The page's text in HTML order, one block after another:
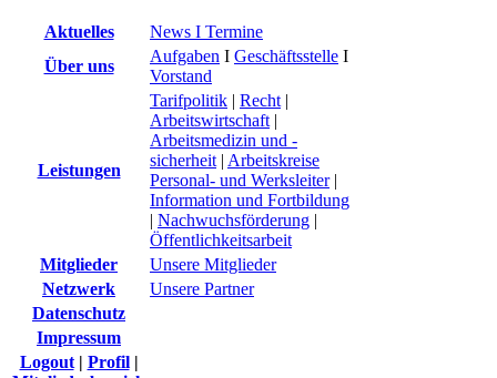
Aktuelles
News I Termine
Über uns
Aufgaben I Geschäftsstelle I
Vorstand
Leistungen
Tarifpolitik | Recht |
Arbeitswirtschaft |
Arbeitsmedizin und -
sicherheit | Arbeitskreise
Personal- und Werksleiter|
Information und Fortbildung
| Nachwuchsförderung |
Öffentlichkeitsarbeit
Mitglieder
Unsere Mitglieder
Netzwerk
Unsere Partner
Datenschutz
Impressum
Logout| Profil|